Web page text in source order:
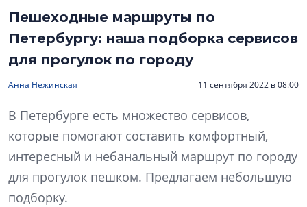
Пешеходные маршруты по
Петербургу: наша подборка сервисов
для прогулок по городу
Анна Нежинская 11 сентября 2022 в 08:00
В Петербурге есть множество сервисов,
которые помогают составить комфортный,
интересный и небанальный маршрут по городу
для прогулок пешком. Предлагаем небольшую
подборку.